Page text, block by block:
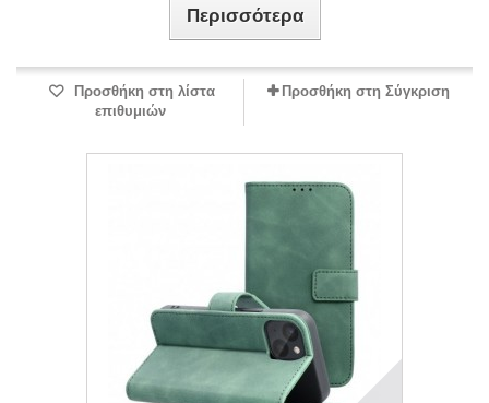
Περισσότερα
Προσθήκη στη λίστα
επιθυμιών
Προσθήκη στη Σύγκριση